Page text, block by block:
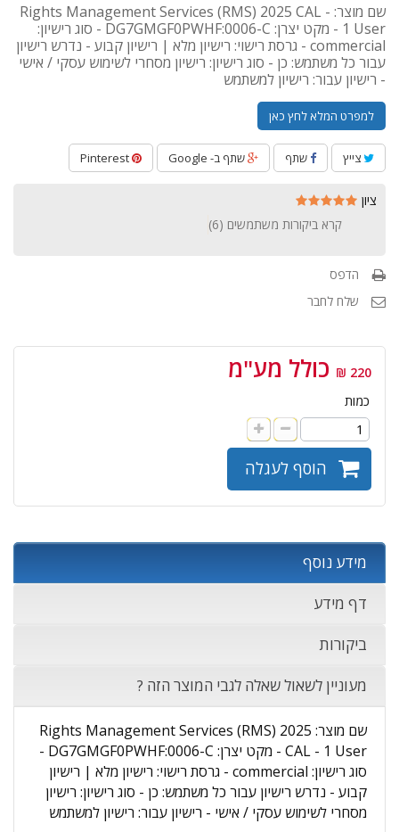
שם מוצר: Rights Management Services (RMS) 2025 CAL -
1 User - מקט יצרן: DG7GMGF0PWHF:0006-C - סוג רישיון:
commercial - גרסת רישוי: רישיון מלא | רישיון קבוע - נדרש רישיון
עבור כל משתמש: כן - סוג רישיון: רישיון מסחרי לשימוש עסקי / אישי
- רישיון עבור: רישיון למשתמש
למפרט המלא לחץ כאן
צייץ שתף שתף ב- Google
ציון
קרא ביקורות משתמשים (6
)
הדפס
שלח לחבר
220 ₪ כולל מע"מ
כמות
הוסף לעגלה
מידע נוסף
דף מידע
ביקורות
מעוניין לשאול שאלה לגבי המוצר הזה ?
שם מוצר: Rights Management Services (RMS) 2025
CAL - 1 User - מקט יצרן: DG7GMGF0PWHF:0006-C -
סוג רישיון: commercial - גרסת רישוי: רישיון מלא | רישיון
קבוע - נדרש רישיון עבור כל משתמש: כן - סוג רישיון: רישיון
מסחרי לשימוש עסקי / אישי - רישיון עבור: רישיון למשתמש